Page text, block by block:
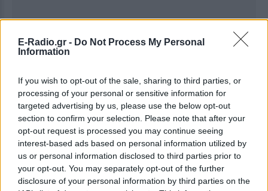
E-Radio.gr - Do Not Process My Personal
Information
If you wish to opt-out of the sale, sharing to third parties, or
processing of your personal or sensitive information for
targeted advertising by us, please use the below opt-out
section to confirm your selection. Please note that after your
opt-out request is processed you may continue seeing
interest-based ads based on personal information utilized by
us or personal information disclosed to third parties prior to
your opt-out. You may separately opt-out of the further
disclosure of your personal information by third parties on the